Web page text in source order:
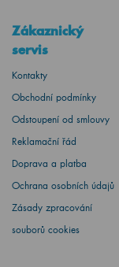
Zákaznický
servis
Kontakty
Obchodní podmínky
Odstoupení od smlouvy
Reklamační řád
Doprava a platba
Ochrana osobních údajů
Zásady zpracování
souborů cookies